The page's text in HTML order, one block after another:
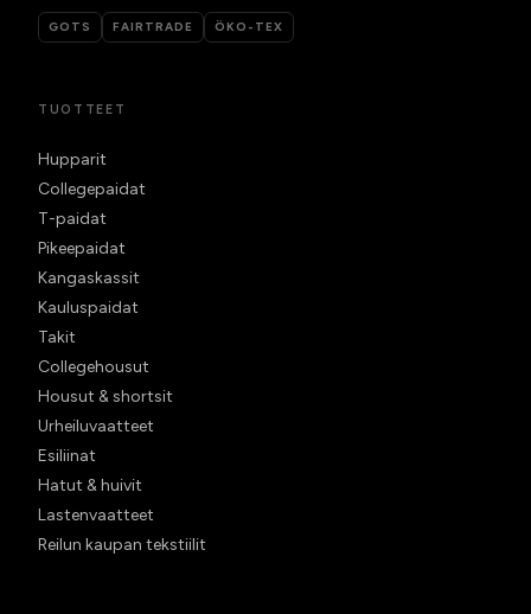
GOTS FAIRTRADE ÖKO-TEX
TUOTTEET
Hupparit
Collegepaidat
T-paidat
Pikeepaidat
Kangaskassit
Kauluspaidat
Takit
Collegehousut
Housut & shortsit
Urheiluvaatteet
Esiliinat
Hatut & huivit
Lastenvaatteet
Reilun kaupan tekstiilit